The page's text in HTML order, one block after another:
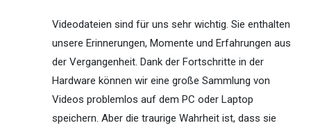
Videodateien sind für uns sehr wichtig. Sie enthalten
unsere Erinnerungen, Momente und Erfahrungen aus
der Vergangenheit. Dank der Fortschritte in der
Hardware können wir eine große Sammlung von
Videos problemlos auf dem PC oder Laptop
speichern. Aber die traurige Wahrheit ist, dass sie